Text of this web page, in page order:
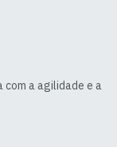
com a agilidade e a